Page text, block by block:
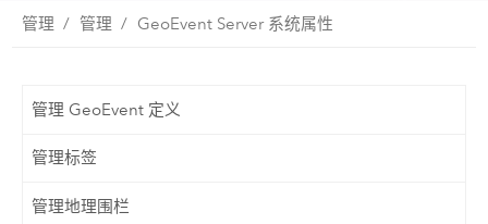
管理 管理 GeoEvent Server 系统属性
管理 GeoEvent 定义
管理标签
管理地理围栏